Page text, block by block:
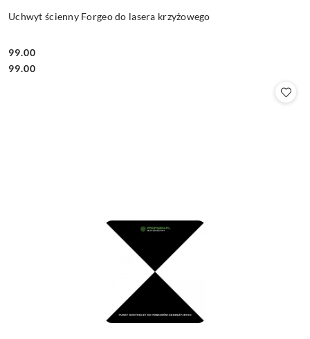
Uchwyt ścienny Forgeo do lasera krzyżowego
Cena:
99.00
Cena:
99.00